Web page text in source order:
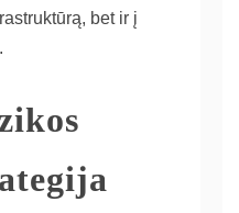
bet ir į